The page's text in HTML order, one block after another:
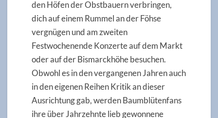
den Höfen der Obstbauern verbringen,
dich auf einem Rummel an der Föhse
vergnügen und am zweiten
Festwochenende Konzerte auf dem Markt
oder auf der Bismarckhöhe besuchen.
Obwohl es in den vergangenen Jahren auch
in den eigenen Reihen Kritik an dieser
Ausrichtung gab, werden Baumblütenfans
ihre über Jahrzehnte lieb gewonnene